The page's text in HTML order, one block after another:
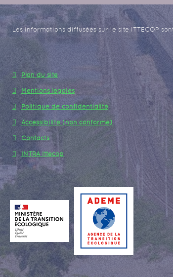
Les informations diffusées sur le site ITTECOP
Plan du site
Mentions légales
Politique de confidentialité
Accessibilité (non conforme)
Contacts
INTRA Ittecop